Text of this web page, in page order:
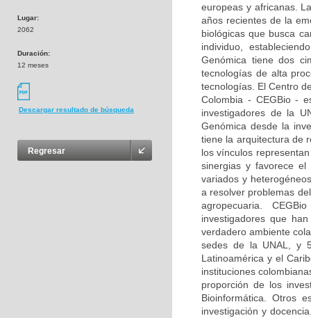
Lugar:
2062
Duración:
12 meses
Descargar resultado de búsqueda
Regresar
europeas y africanas.
años recientes de la
biológicas que busca
individuo,
Genómica tiene dos
tecnologías de alta
tecnologías. El Centro
Colombia - CEGBio -
investigadores de la
Genómica desde la
tiene la arquitectura de
los vínculos
sinergias y favorece el
variados y
a resolver problemas
agropecuaria.
investigadores que
verdadero ambiente
sedes de la UNAL, y
Latinoamérica y el
instituciones
proporción de los
Bioinformática. Otros
investigación y